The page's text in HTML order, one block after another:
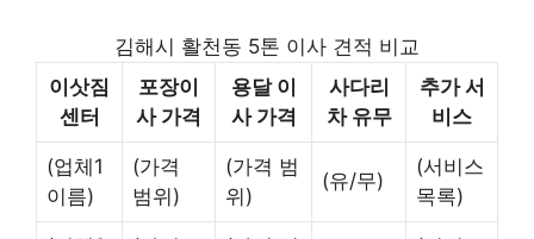
김해시 활천동 5톤 이사 견적 비교
이삿짐
센터
포장이
사 가격
용달 이
사 가격
사다리
차 유무
추가 서
비스
(업체1
이름)
(가격
범위)
(가격 범
위)
(유/무)
(서비스
목록)